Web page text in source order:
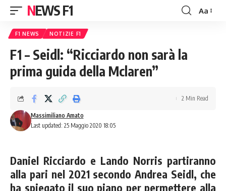
NEWS F1
Font
Aa
F1 NEWS NOTIZIE F1
F1 – Seidl: “Ricciardo non sarà la
prima guida della Mclaren”
Last updated: 25 Maggio 2020 18:05
Massimiliano Amato
2 Min Read
Daniel Ricciardo e Lando Norris partiranno
alla pari nel 2021 secondo Andrea Seidl, che
ha spiegato il suo piano per permettere alla